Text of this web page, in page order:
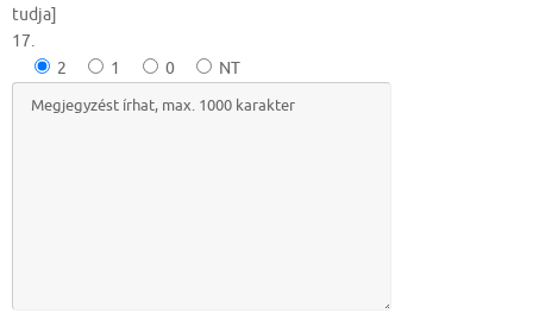
tudja]
17.
2
1 0 NT